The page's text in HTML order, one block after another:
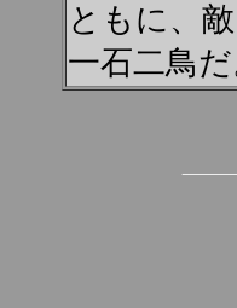
ともに、
一石二鳥だ